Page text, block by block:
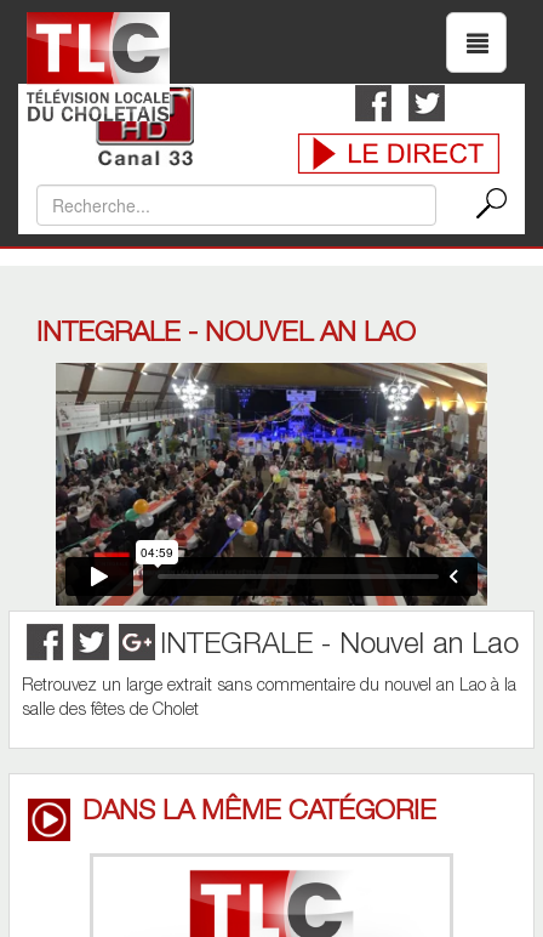
INTEGRALE - NOUVEL AN LAO
INTEGRALE - Nouvel an Lao
Retrouvez un large extrait sans commentaire du nouvel an Lao à la
salle des fêtes de Cholet
DANS LA MÊME CATÉGORIE